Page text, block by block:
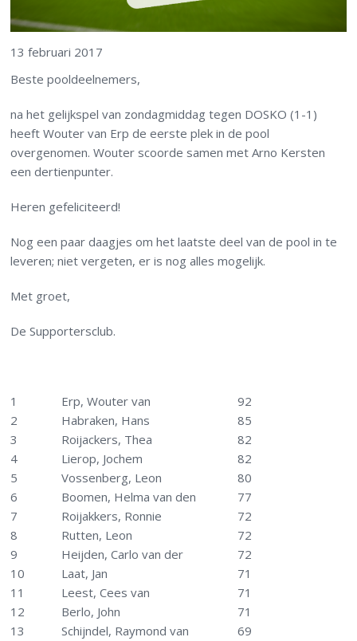
13 februari 2017
Beste pooldeelnemers,
na het gelijkspel van zondagmiddag tegen DOSKO (1-1)
heeft Wouter van Erp de eerste plek in de pool
overgenomen. Wouter scoorde samen met Arno Kersten
een dertienpunter.
Heren gefeliciteerd!
Nog een paar daagjes om het laatste deel van de pool in te
leveren; niet vergeten, er is nog alles mogelijk.
Met groet,
De Supportersclub.
1 Erp, Wouter van
92
2
Habraken, Hans
85
3
Roijackers, Thea
82
4
Lierop, Jochem
82
5
Vossenberg, Leon
80
6
Boomen, Helma van den
77
7
Roijakkers, Ronnie
72
8
Rutten, Leon
72
9
Heijden, Carlo van der
72
10
Laat, Jan
71
11
Leest, Cees van
71
12
Berlo, John
71
13
Schijndel, Raymond van
69